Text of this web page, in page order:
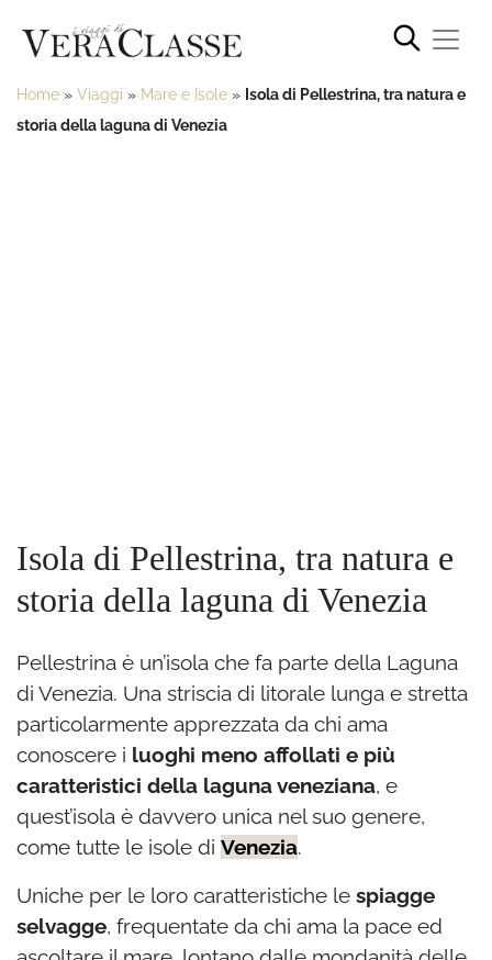
Home » Viaggi » Mare e Isole » Isola di Pellestrina, tra natura e
storia della laguna di Venezia
Isola di Pellestrina, tra natura e
storia della laguna di Venezia
Pellestrina è un’isola che fa parte della Laguna
di Venezia. Una striscia di litorale lunga e stretta
particolarmente apprezzata da chi ama
conoscere i luoghi meno affollati e più
caratteristici della laguna veneziana, e
quest’isola è davvero unica nel suo genere,
come tutte le isole di Venezia.
Uniche per le loro caratteristiche le spiagge
selvagge, frequentate da chi ama la pace ed